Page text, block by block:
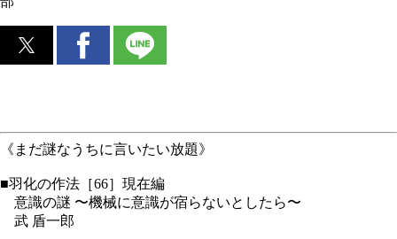
《まだ謎なうちに言いたい放題》
■羽化の作法［66］現在編
意識の謎 〜機械に意識が宿らないとしたら〜
武 盾一郎